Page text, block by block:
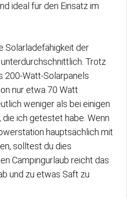
ideal für den Einsatz im
Solarladefähigkeit der
Trotz
200-Watt-Solarpanels
nur etwa 70 Watt
weniger als bei einigen
ich getestet habe. Wenn
hauptsächlich mit
solltest du dies
Campingurlaub reicht das
und zu etwas Saft zu